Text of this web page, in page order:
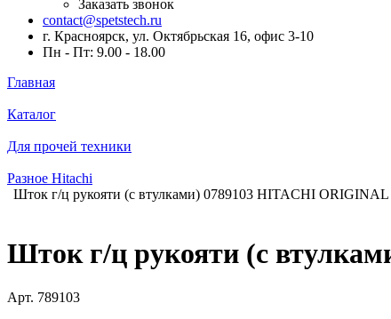
Заказать звонок
contact@spetstech.ru
г. Красноярск, ул. Октябрьская 16, офис 3-10
Пн - Пт: 9.00 - 18.00
Главная
Каталог
Для прочей техники
Разное Hitachi
Шток г/ц рукояти (с втулками) 0789103 HITACHI ORIGINAL
Шток г/ц рукояти (с
Арт. 789103